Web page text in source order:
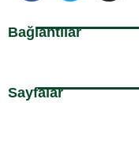
Bağlantılar
Sayfalar